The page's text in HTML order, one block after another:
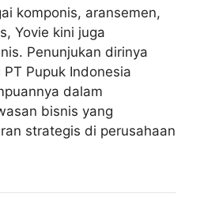
komponis, aransemen,
Yovie kini juga
Penunjukan dirinya
Pupuk Indonesia
dalam
bisnis yang
strategis di perusahaan